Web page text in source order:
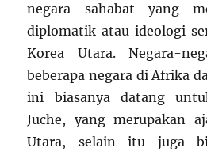
negara sahabat yang
diplomatik atau ideologi
Korea Utara. Negara-
beberapa negara di Afrika
ini biasanya datang
Juche, yang merupakan
Utara, selain itu juga